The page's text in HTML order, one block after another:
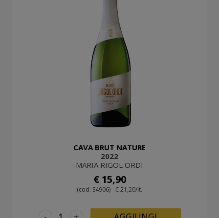
CAVA BRUT NATURE
2022
MARIA RIGOL ORDI
€ 15,90
(cod. S4906) - € 21,20/lt.